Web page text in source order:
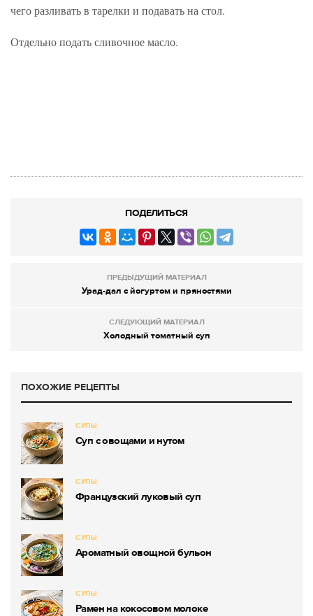
чего разливать в тарелки и подавать на стол.
Отдельно подать сливочное масло.
ПОДЕЛИТЬСЯ
ПРЕДЫДУЩИЙ МАТЕРИАЛ
Урад-дал с йогуртом и пряностями
СЛЕДУЮЩИЙ МАТЕРИАЛ
Холодный томатный суп
ПОХОЖИЕ РЕЦЕПТЫ
СУПЫ
Суп с овощами и нутом
СУПЫ
Французский луковый суп
СУПЫ
Ароматный овощной бульон
СУПЫ
Рамен на кокосовом молоке